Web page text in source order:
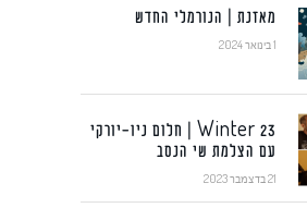
מאזנת | הנורמלי החדש
1 בינואר 2024
Winter 23 | חלום ניו-יורקי
עם הצלמת שי הנסב
21 בדצמבר 2023